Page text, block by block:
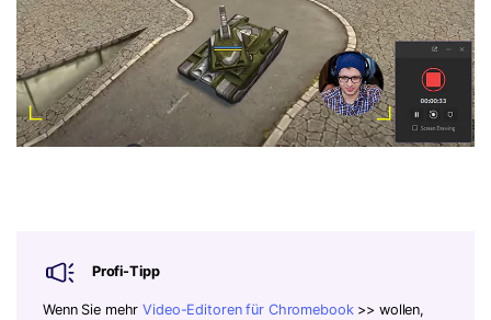
Profi-Tipp
Wenn Sie mehrVideo-Editoren für Chromebook>> wollen,